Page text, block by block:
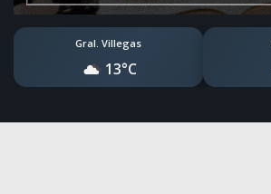
Gral. Villegas
13°C